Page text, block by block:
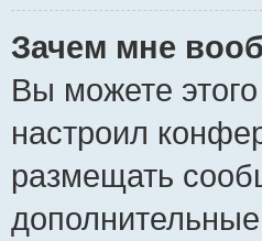
Зачем мне
Вы можете
настроил
размещать